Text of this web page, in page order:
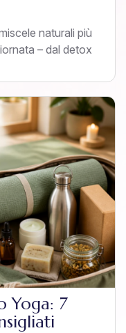
naturali più
– dal detox
Yoga: 7